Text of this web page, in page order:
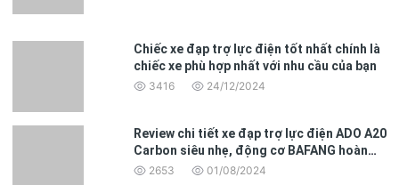
Chiếc xe đạp trợ lực điện tốt nhất chính là
chiếc xe phù hợp nhất với nhu cầu của bạn
3416 24/12/2024
Review chi tiết xe đạp trợ lực điện ADO A20
Carbon siêu nhẹ, động cơ BAFANG hoàn
toàn mới
2653 01/08/2024